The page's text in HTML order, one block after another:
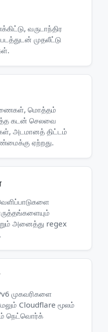
வருடாந்திர
முதலீட்டு
மொத்தம்
கடன் செலவை
அடமானத் திட்டம்
ஏற்றது.
அனைத்து regex
முகவரிகளை
Cloudflare மூலம்
நெட்வொர்க்